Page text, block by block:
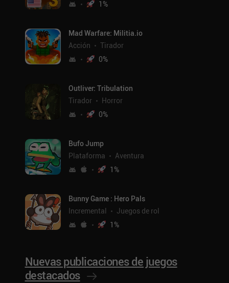
1%
Mad Warfare: Militia.io
Acción
Tirador
0%
Outliver: Tribulation
Tirador
Horror
0%
Bufo Jump
Plataforma
Aventura
1%
Bunny Game : Hero Pals
Incremental
Juegos de rol
1%
Nuevas publicaciones de juegos
destacados